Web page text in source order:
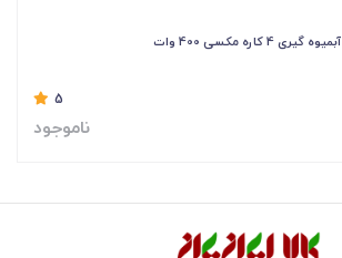
آبمیوه گیری 4 کاره مکسی 400 وات
5
ناموجود